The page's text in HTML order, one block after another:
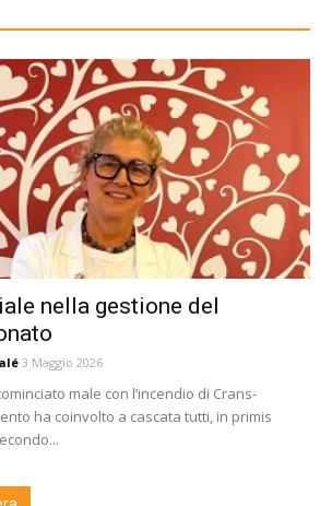
nella gestione del
3 Maggio 2026
male con l’incendio di Crans-
ha coinvolto a cascata tutti, in primis